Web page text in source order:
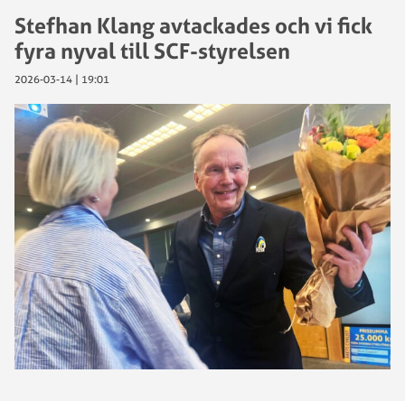
Stefhan Klang avtackades och vi fick
fyra nyval till SCF-styrelsen
2026-03-14 | 19:01